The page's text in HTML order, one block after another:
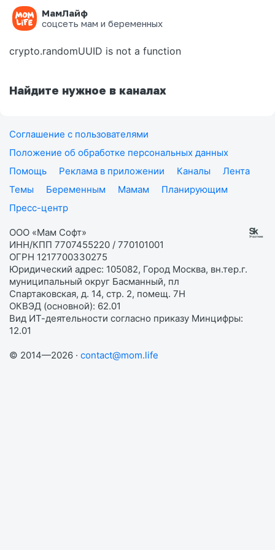
МамЛайф
соцсеть мам и беременных
Ошибка на странице
crypto.randomUUID is not a function
Найдите нужное в каналах
Соглашение с пользователями
Положение об обработке персональных данных
Помощь
Реклама в приложении Каналы
Лента
Темы
Беременным Мамам
Планирующим
Пресс-центр
ООО «Мам Софт»
ИНН/КПП 7707455220 / 770101001
ОГРН 1217700330275
Юридический адрес: 105082, Город Москва, вн.тер.г.
муниципальный округ Басманный, пл
Спартаковская, д. 14, стр. 2, помещ. 7Н
ОКВЭД (основной): 62.01
Вид ИТ-деятельности согласно приказу Минцифры:
12.01
© 2014—2026 · contact@mom.life